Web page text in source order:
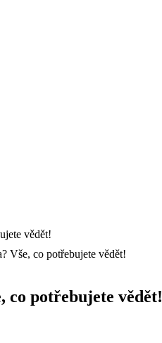
Vše, co potřebujete vědět!
co potřebujete vědět!